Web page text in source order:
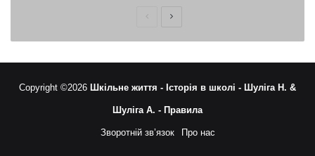
ПопередняНаступна
Copyright ©2026 Шкільне життя - Історія в школі - Шуліга Н. &
Шуліга А. - Правила
Зворотній зв’язок Про нас